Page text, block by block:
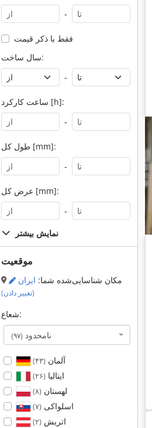
-
فقط با ذکر قیمت
سال ساخت:
-
ساعت کارکرد [h]:
-
طول کل [mm]:
-
عرض کل [mm]:
-
نمایش بیشتر
موقعیت
مکان شناسایی‌شده شما: ایران
(تغییر دادن)
شعاع:
نامحدود (۹۷)
آلمان(۴۳)
ایتالیا(۲۶)
لهستان(۸)
اسلواکی(۷)
اتریش(۲)